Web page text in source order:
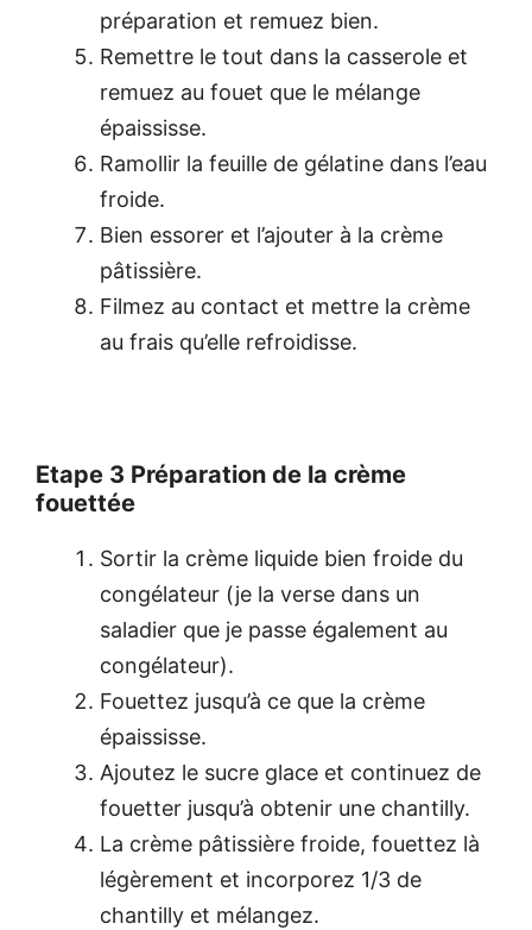
préparation et remuez bien.
Remettre le tout dans la casserole et
remuez au fouet que le mélange
épaississe.
Ramollir la feuille de gélatine dans l’eau
froide.
Bien essorer et l’ajouter à la crème
pâtissière.
Filmez au contact et mettre la crème
au frais qu’elle refroidisse.
Etape 3 Préparation de la crème
fouettée
Sortir la crème liquide bien froide du
congélateur (je la verse dans un
saladier que je passe également au
congélateur).
Fouettez jusqu’à ce que la crème
épaississe.
Ajoutez le sucre glace et continuez de
fouetter jusqu’à obtenir une chantilly.
La crème pâtissière froide, fouettez là
légèrement et incorporez 1/3 de
chantilly et mélangez.